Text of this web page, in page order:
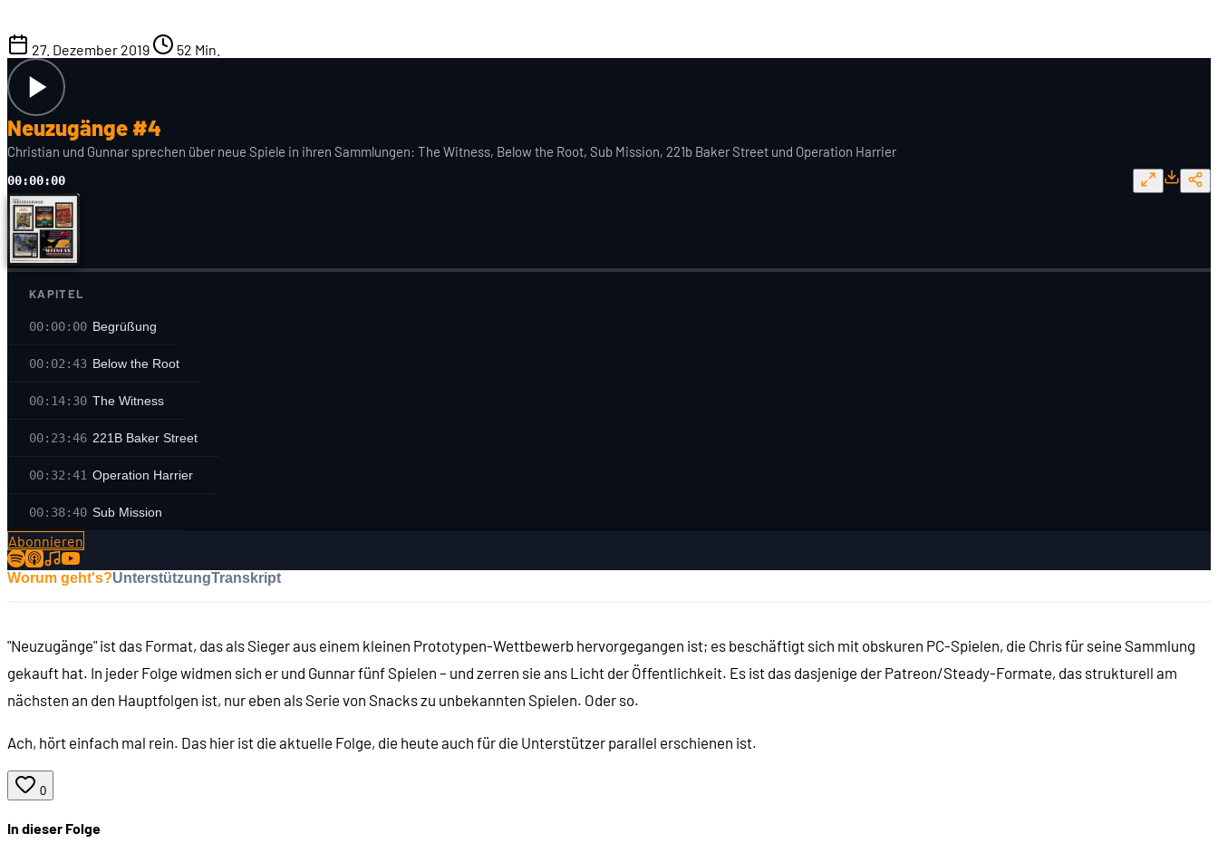
27. Dezember 2019 52 Min.
Neuzugänge #4
Christian und Gunnar sprechen über neue Spiele in ihren Sammlungen: The Witness, Below the Root, Sub Mission, 221b Baker Street und Operation Harrier
00:00:00
KAPITEL
00:00:00 Begrüßung
00:02:43 Below the Root
00:14:30 The Witness
00:23:46 221B Baker Street
00:32:41 Operation Harrier
00:38:40 Sub Mission
Abonnieren
Worum geht's?UnterstützungTranskript
"Neuzugänge" ist das Format, das als Sieger aus einem kleinen Prototypen-Wettbewerb hervorgegangen ist; es beschäftigt sich mit obskuren PC-Spielen, die Chris für seine Sammlung
gekauft hat. In jeder Folge widmen sich er und Gunnar fünf Spielen – und zerren sie ans Licht der Öffentlichkeit. Es ist das dasjenige der Patreon/Steady-Formate, das strukturell am
nächsten an den Hauptfolgen ist, nur eben als Serie von Snacks zu unbekannten Spielen. Oder so.
Ach, hört einfach mal rein. Das hier ist die aktuelle Folge, die heute auch für die Unterstützer parallel erschienen ist.
0
In dieser Folge